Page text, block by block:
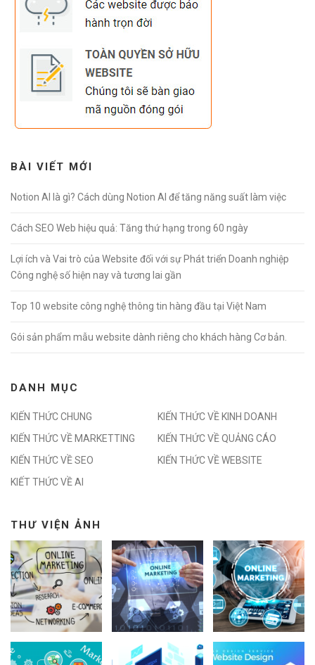
BÀI VIẾT MỚI
Notion AI là gì? Cách dùng Notion AI để tăng năng suất làm việc
Cách SEO Web hiệu quả: Tăng thứ hạng trong 60 ngày
Lợi ích và Vai trò của Website đối với sự Phát triển Doanh nghiệp
Công nghệ số hiện nay và tương lai gần
Top 10 website công nghệ thông tin hàng đầu tại Việt Nam
Gói sản phẩm mẫu website dành riêng cho khách hàng Cơ bản.
DANH MỤC
KIẾN THỨC CHUNG
KIẾN THỨC VỀ KINH DOANH
KIẾN THỨC VỀ MARKETTING
KIẾN THỨC VỀ QUẢNG CÁO
KIẾN THỨC VỀ SEO
KIẾN THỨC VỀ WEBSITE
KIẾT THỨC VỀ AI
THƯ VIỆN ẢNH